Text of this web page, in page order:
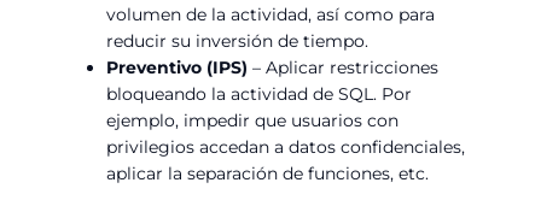
volumen de la actividad, así como para
reducir su inversión de tiempo.
Preventivo (IPS) – Aplicar restricciones
bloqueando la actividad de SQL. Por
ejemplo, impedir que usuarios con
privilegios accedan a datos confidenciales,
aplicar la separación de funciones, etc.